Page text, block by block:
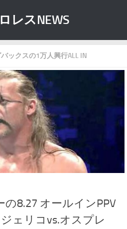
レスNEWS
ックスの1万人興行ALL IN
の8.27 オールインPPV
ェリコvs.オスプレ